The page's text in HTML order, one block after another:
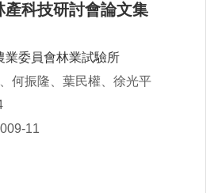
產科技研討會論文集
業委員會林業試驗所
何振隆、葉民權、徐光平
11